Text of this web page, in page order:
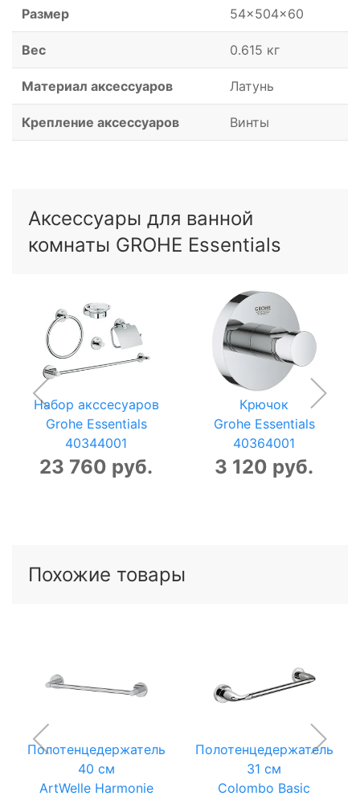
Размер 54x504x60
Вес 0.615 кг
Материал аксессуаров Латунь
Крепление аксессуаров Винты
Аксессуары для ванной
комнаты GROHE Essentials
Набор акссесуаров
Grohe Essentials
40344001
23 760 руб.
Крючок
Grohe Essentials
40364001
3 120 руб.
Похожие товары
Полотенцедержатель
40 см
ArtWelle Harmonie
Полотенцедержатель
31 см
Colombo Basic